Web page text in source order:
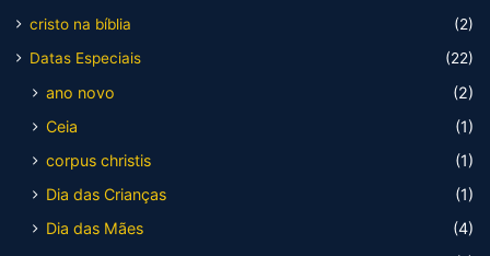
cristo na bíblia
(2)
Datas Especiais
(22)
ano novo
(2)
Ceia
(1)
corpus christis
(1)
Dia das Crianças
(1)
Dia das Mães
(4)